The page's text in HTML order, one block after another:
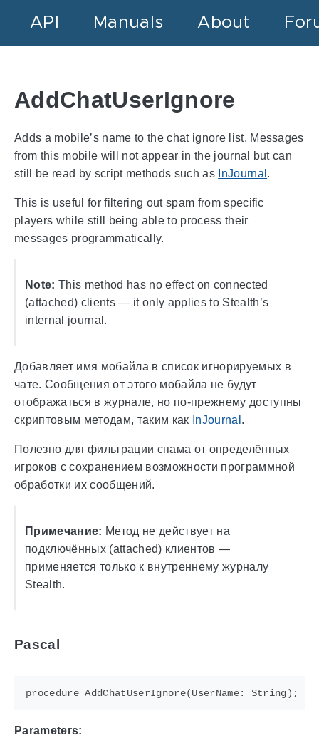
API Manuals About
AddChatUserIgnore
Adds a mobile’s name to the chat ignore list. Messages
from this mobile will not appear in the journal but can
still be read by script methods such as InJournal .
This is useful for filtering out spam from specific
players while still being able to process their
messages programmatically.
Note: This method has no effect on connected
(attached) clients — it only applies to Stealth’s
internal journal.
Добавляет имя мобайла в список игнорируемых в
чате. Сообщения от этого мобайла не будут
отображаться в журнале, но по-прежнему доступны
скриптовым методам, таким как InJournal .
Полезно для фильтрации спама от определённых
игроков с сохранением возможности программной
обработки их сообщений.
Примечание: Метод не действует на
подключённых (attached) клиентов —
применяется только к внутреннему журналу
Stealth.
Pascal
Parameters: